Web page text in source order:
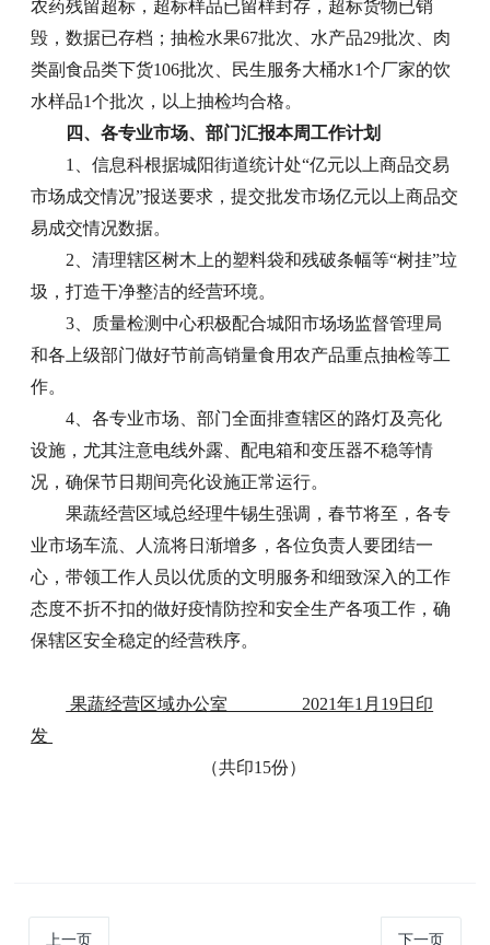
农药残留超标，超标样品已留样封存，超标货物已销
毁，数据已存档；抽检水果67批次、水产品29批次、肉
类副食品类下货106批次、民生服务大桶水1个厂家的饮
水样品1个批次，以上抽检均合格。
四、各专业市场、部门汇报本周工作计划
1、信息科根据城阳街道统计处“亿元以上商品交易
市场成交情况”报送要求，提交批发市场亿元以上商品交
易成交情况数据。
2、清理辖区树木上的塑料袋和残破条幅等“树挂”垃
圾，打造干净整洁的经营环境。
3、质量检测中心积极配合城阳市场场监督管理局
和各上级部门做好节前高销量食用农产品重点抽检等工
作。
4、各专业市场、部门全面排查辖区的路灯及亮化
设施，尤其注意电线外露、配电箱和变压器不稳等情
况，确保节日期间亮化设施正常运行。
果蔬经营区域总经理牛锡生强调，春节将至，各专
业市场车流、人流将日渐增多，各位负责人要团结一
心，带领工作人员以优质的文明服务和细致深入的工作
态度不折不扣的做好疫情防控和安全生产各项工作，确
保辖区安全稳定的经营秩序。
果蔬经营区域办公室 2021年1月19日印
发
（共印15份）
上一页 下一页